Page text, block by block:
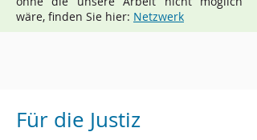
wäre, finden Sie hier: Netzwerk
Für die Justiz